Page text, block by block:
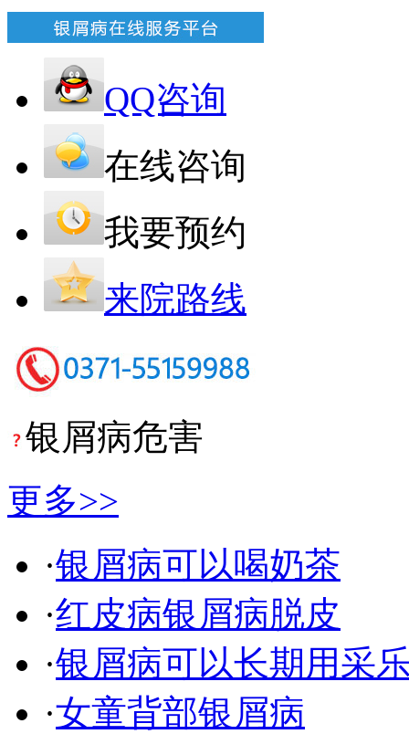
QQ咨询
在线咨询
我要预约
来院路线
银屑病危害
更多>>
·银屑病可以喝奶茶
·红皮病银屑病脱皮
·银屑病可以长期用采
·女童背部银屑病